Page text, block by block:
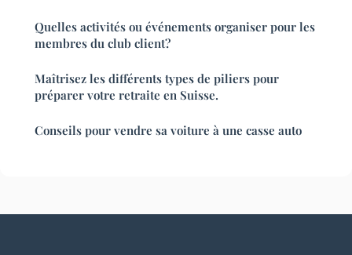
Quelles activités ou événements organiser pour les
membres du club client?
Maîtrisez les différents types de piliers pour
préparer votre retraite en Suisse.
Conseils pour vendre sa voiture à une casse auto